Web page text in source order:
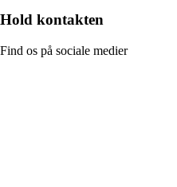
Hold kontakten
Find os på sociale medier